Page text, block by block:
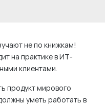
не по книжкам!
на практике в ИТ-
клиентами.
продукт мирового
уметь работать в